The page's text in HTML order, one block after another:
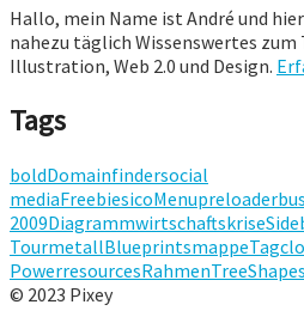
Hallo, mein Name ist André und
nahezu täglich Wissenswertes zum
Illustration, Web 2.0 und Design.
Tags
boldDomainfindersocial
mediaFreebiesicoMenupreloader
2009Diagrammwirtschaftskrise
TourmetallBlueprintsmappe
PowerresourcesRahmenTreeShapes
© 2023 Pixey